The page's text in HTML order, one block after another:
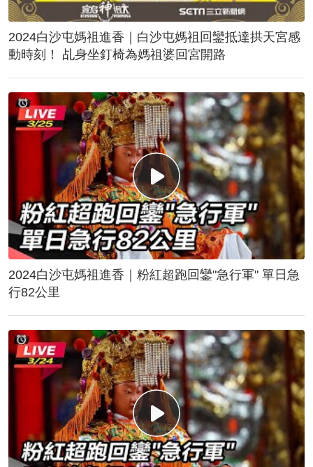
2024白沙屯媽祖進香｜白沙屯媽祖回鑾抵達拱天宮感
動時刻！ 乩身坐釘椅為媽祖婆回宮開路
2024白沙屯媽祖進香｜粉紅超跑回鑾"急行軍" 單日急
行82公里